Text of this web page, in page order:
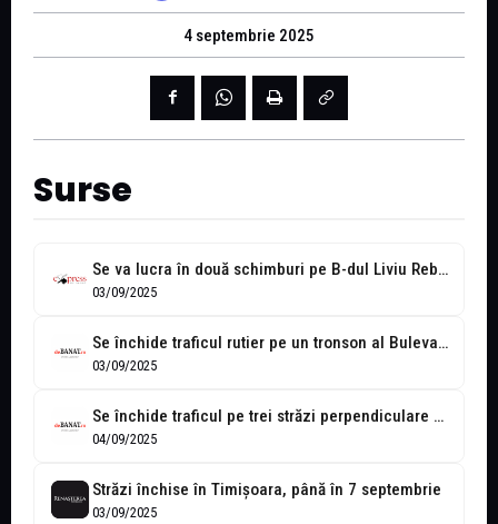
4 septembrie 2025
Surse
Se va lucra în două schimburi pe B-dul Liviu Rebreanu din Timișoara
03/09/2025
Se închide traficul rutier pe un tronson al Bulevardului Liviu Rebreanu
03/09/2025
Se închide traficul pe trei străzi perpendiculare pe Str. Divizia 9 Cavalerie
04/09/2025
Străzi închise în Timișoara, până în 7 septembrie
03/09/2025